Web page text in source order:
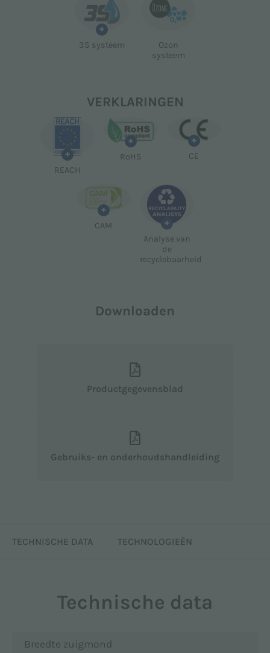
TECHNISCHE DATA TECHNOLOGIEËN
Technische data
Breedte zuigmond
+
3S systeem
Ozon
systeem
VERKLARINGEN
+
REACH
+
RoHS
+
CE
+
CAM
+
Analyse van
de
recyclebaarheid
Downloaden
Productgegevensblad
Gebruiks- en onderhoudshandleiding